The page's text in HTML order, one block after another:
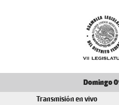
Domingo
Transmisión en vivo